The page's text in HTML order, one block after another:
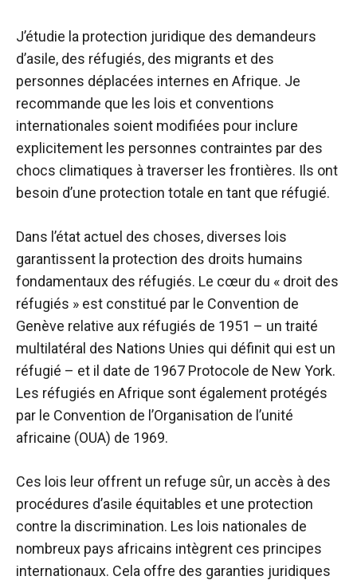
J’étudie la protection juridique des demandeurs
d’asile, des réfugiés, des migrants et des
personnes déplacées internes en Afrique. Je
recommande que les lois et conventions
internationales soient modifiées pour inclure
explicitement les personnes contraintes par des
chocs climatiques à traverser les frontières. Ils ont
besoin d’une protection totale en tant que réfugié.
Dans l’état actuel des choses, diverses lois
garantissent la protection des droits humains
fondamentaux des réfugiés. Le cœur du « droit des
réfugiés » est constitué par le Convention de
Genève relative aux réfugiés de 1951 – un traité
multilatéral des Nations Unies qui définit qui est un
réfugié – et il date de 1967 Protocole de New York.
Les réfugiés en Afrique sont également protégés
par le Convention de l’Organisation de l’unité
africaine (OUA) de 1969.
Ces lois leur offrent un refuge sûr, un accès à des
procédures d’asile équitables et une protection
contre la discrimination. Les lois nationales de
nombreux pays africains intègrent ces principes
internationaux. Cela offre des garanties juridiques